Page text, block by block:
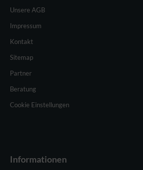
Unsere AGB
Impressum
Kontakt
Sitemap
Partner
Beratung
Cookie Einstellungen
Informationen